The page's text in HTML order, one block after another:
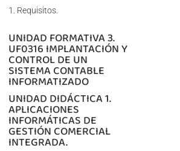
Requisitos.
UNIDAD FORMATIVA 3.
UF0316 IMPLANTACIÓN Y
CONTROL DE UN
SISTEMA CONTABLE
INFORMATIZADO
UNIDAD DIDÁCTICA 1.
APLICACIONES
INFORMÁTICAS DE
GESTIÓN COMERCIAL
INTEGRADA.